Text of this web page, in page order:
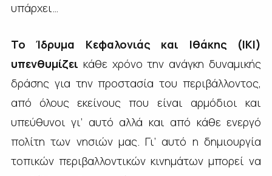
υπάρχει…
Το Ίδρυμα Κεφαλονιάς και Ιθάκης (ΙΚΙ)
υπενθυμίζει κάθε χρόνο την ανάγκη δυναμικής
δράσης για την προστασία του περιβάλλοντος,
από όλους εκείνους που είναι αρμόδιοι και
υπεύθυνοι γι’ αυτό αλλά και από κάθε ενεργό
πολίτη των νησιών μας. Γι’ αυτό η δημιουργία
τοπικών περιβαλλοντικών κινημάτων μπορεί να